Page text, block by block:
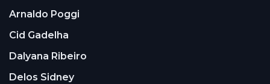
Arnaldo Poggi
Cid Gadelha
Dalyana Ribeiro
Delos Sidney